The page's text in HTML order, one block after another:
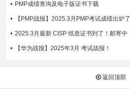
PMP成绩查询及电子版证书下载
【PMP战报】2025.3月PMP考试成绩出炉了
2025.3月最新 CISP 纸质证书到了！邮寄中
【华为战报】2025年3月 考试战报！
返回顶部